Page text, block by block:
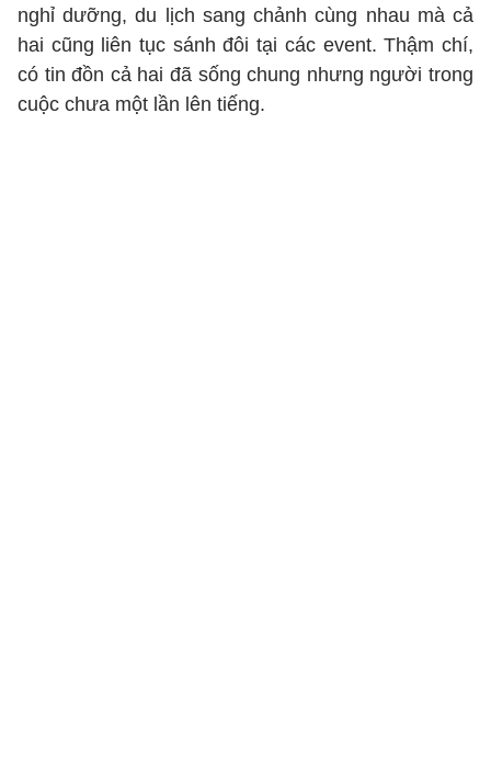
nghỉ dưỡng, du lịch sang chảnh cùng nhau mà cả
hai cũng liên tục sánh đôi tại các event. Thậm chí,
có tin đồn cả hai đã sống chung nhưng người trong
cuộc chưa một lần lên tiếng.